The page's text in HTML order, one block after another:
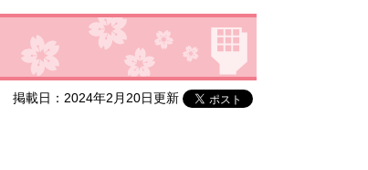
掲載日：2024年2月20日更新